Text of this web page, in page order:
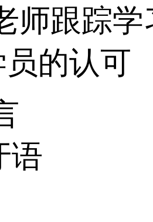
师跟踪学
员的认可
语